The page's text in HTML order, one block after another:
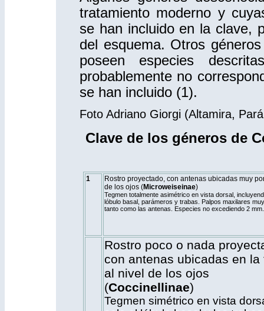
tratamiento moderno y
se han incluido en la clave,
del esquema. Otros
poseen especies
probablemente no
se han incluido (1).
Foto Adriano Giorgi (Altamira,
Clave de los géneros de
1
Rostro proyectado, con antenas ubicadas muy
de los ojos (Microweiseinae)
Tegmen totalmente asimétrico en vista dorsal,
lóbulo basal, parámeros y trabas. Palpos maxilares
tanto como las antenas. Especies no excediendo 2 mm.
Rostro poco o nada
con antenas ubicadas en la
al nivel de los ojos
(Coccinellinae)
Tegmen simétrico en vista